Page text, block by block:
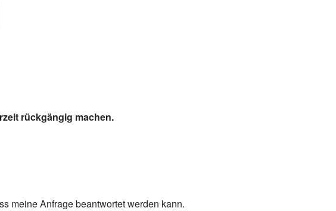
rückgängig machen.
meine Anfrage beantwortet werden kann.